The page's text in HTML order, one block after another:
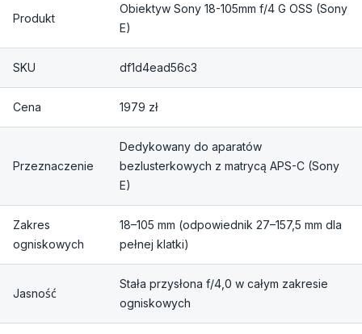
Produkt
Obiektyw Sony 18-105mm f/4 G OSS (Sony
E)
SKU df1d4ead56c3
Cena 1979 zł
Przeznaczenie
Dedykowany do aparatów
bezlusterkowych z matrycą APS-C (Sony
E)
Zakres
ogniskowych
18–105 mm (odpowiednik 27–157,5 mm dla
pełnej klatki)
Jasność
Stała przysłona f/4,0 w całym zakresie
ogniskowych